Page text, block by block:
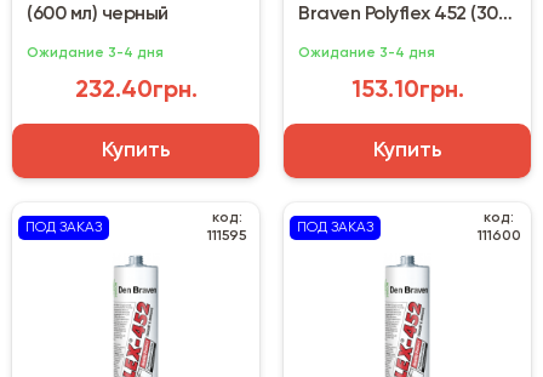
(600 мл) черный
Ожидание 3-4 дня
232.40грн.
Купить
Braven Polyflex 452 (300
Ожидание 3-4 дня
153.10грн.
Купить
ПОД ЗАКАЗ
код:
111595
ПОД ЗАКАЗ
код:
111600